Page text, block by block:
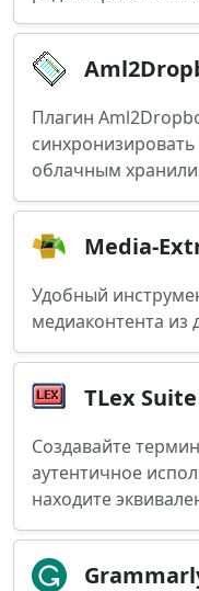
Плагин
облачным
Media-
Удобный
медиаконтента из
TLex Suite
Создавайте
аутентичное
находите